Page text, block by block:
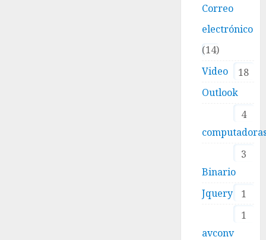
Correo
electrónico
14
Video
18
Outlook
4
3
Binario
1
Jquery
1
avconv